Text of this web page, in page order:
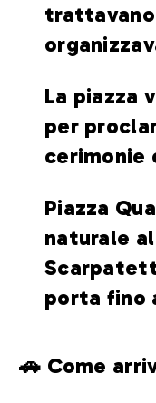
La piazza
per
cerimonie
Piazza
naturale
porta fino
🚗 Come